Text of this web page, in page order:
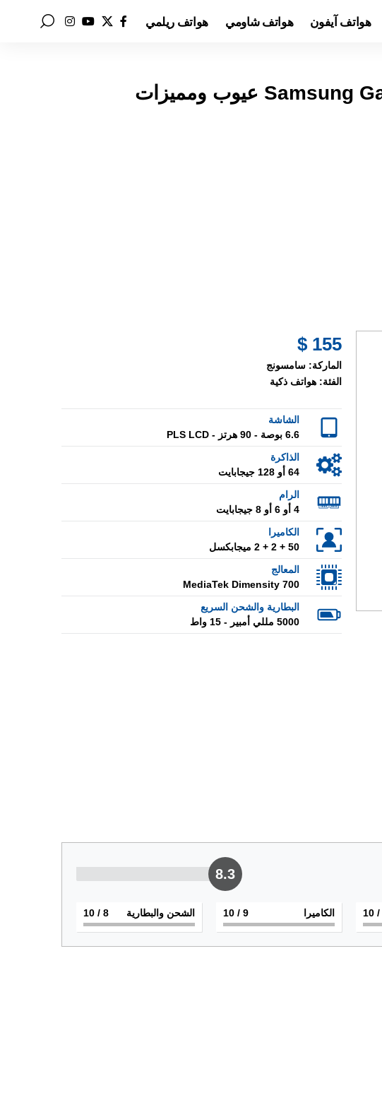
هواتف آيفون هواتف شاومي هواتف ريلمي
155 $
الماركة: سامسونج
الفئة: هواتف ذكية
الشاشة
6.6 بوصة - 90 هرتز - PLS LCD
الذاكرة
64 أو 128 جيجابايت
الرام
4 أو 6 أو 8 جيجابايت
الكاميرا
50 + 2 + 2 ميجابكسل
المعالج
MediaTek Dimensity 700
البطارية والشحن السريع
5000 مللي أمبير - 15 واط
8.3
/ 10 الكاميرا 9
/ 10 الشحن والبطارية 8
/ 10